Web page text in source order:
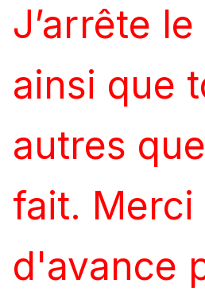
J’arrête
ainsi que
autres
fait. Merci
d'avance